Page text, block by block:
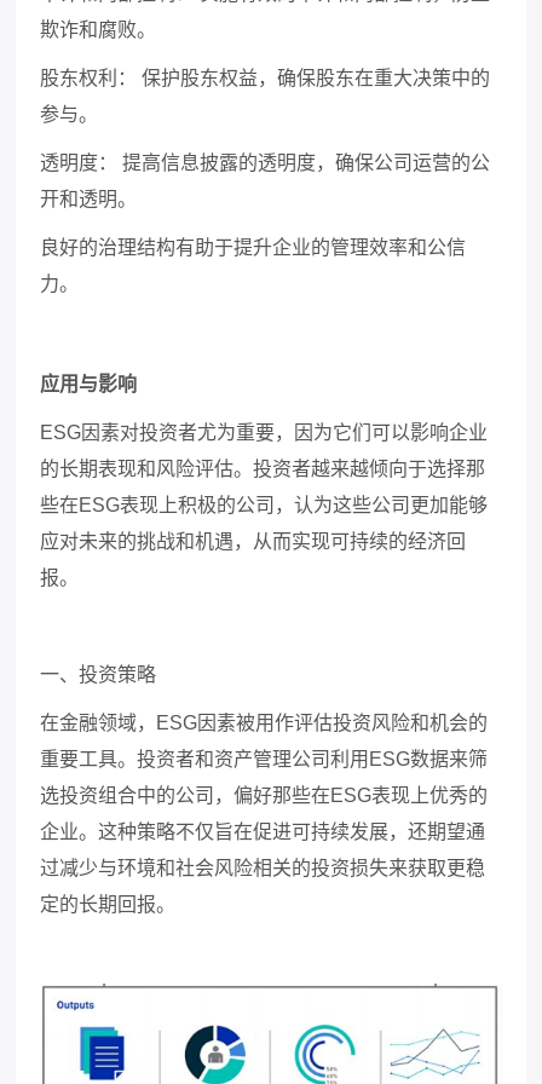
欺诈和腐败。
股东权利：
保护股东权益，确保股东在重大决策中的
参与。
透明度：
提高信息披露的透明度，确保公司运营的公
开和透明。
良好的治理结构有助于提升企业的管理效率和公信
力。
应用与影响
ESG因素对投资者尤为重要，因为它们可以影响企业
的长期表现和风险评估。投资者越来越倾向于选择那
些在ESG表现上积极的公司，认为这些公司更加能够
应对未来的挑战和机遇，从而实现可持续的经济回
报。
一、投资策略
在金融领域， ESG因素被用作评估投资风险和机会的
重要工具。投资者和资产管理公司利用 ESG数据来筛
选投资组合中的公司，偏好那些在ESG表现上优秀的
企业。这种策略不仅旨在促进可持续发展，还期望通
过减少与环境和社会风险相关的投资损失来获取更稳
定的长期回报。